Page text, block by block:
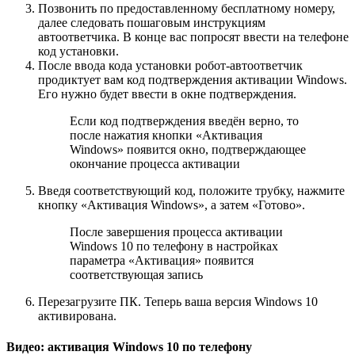
Позвонить по предоставленному бесплатному номеру,
далее следовать пошаговым инструкциям
автоответчика. В конце вас попросят ввести на телефоне
код установки.
После ввода кода установки робот-автоответчик
продиктует вам код подтверждения активации Windows.
Его нужно будет ввести в окне подтверждения.
Если код подтверждения введён верно, то
после нажатия кнопки «Активация
Windows» появится окно, подтверждающее
окончание процесса активации
Введя соответствующий код, положите трубку, нажмите
кнопку «Активация Windows», а затем «Готово».
После завершения процесса активации
Windows 10 по телефону в настройках
параметра «Активация» появится
соответствующая запись
Перезагрузите ПК. Теперь ваша версия Windows 10
активирована.
Видео: активация Windows 10 по телефону